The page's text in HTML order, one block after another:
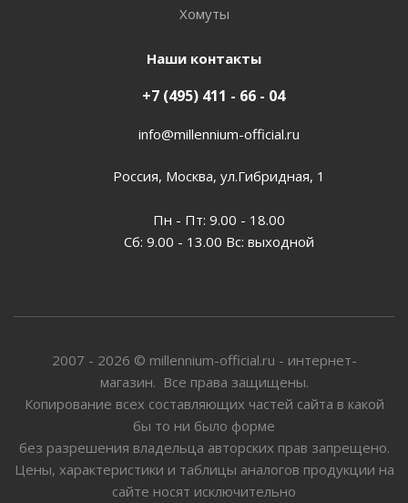
Хомуты
Наши контакты
+7 (495) 411 - 66 - 04
info@millennium-official.ru
Россия, Москва, ул.Гибридная, 1
Пн - Пт: 9.00 - 18.00
Сб: 9.00 - 13.00 Вс: выходной
2007 - 2026 © millennium-official.ru - интернет-
магазин. Все права защищены.
Копирование всех составляющих частей сайта в какой
бы то ни было форме
без разрешения владельца авторских прав запрещено.
Цены, характеристики и таблицы аналогов продукции на
сайте носят исключительно